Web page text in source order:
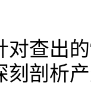
对查出
刻剖析